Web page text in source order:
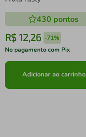
430 pontos
R$ 12,26 -71%
No pagamento com Pix
Adicionar ao carrinho